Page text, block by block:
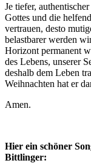
Je tiefer,
Gottes und die
vertrauen, desto
belastbarer werden
Horizont permanent
des Lebens, unserer
deshalb dem Leben
Weihnachten hat er
Amen.
Hier ein schöner
Bittlinger: